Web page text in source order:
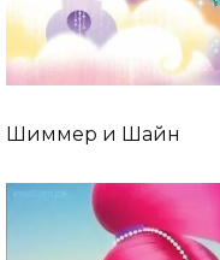
Шиммер и Шайн